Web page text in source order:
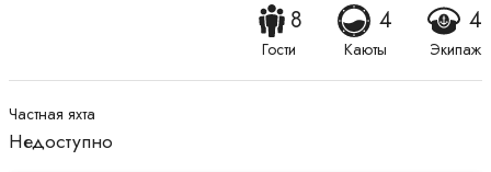
8
Гости
4
Каюты
4
Экипаж
Частная яхта
Недоступно